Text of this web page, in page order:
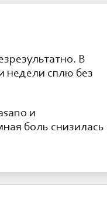
В
недели сплю без
и
боль снизилась